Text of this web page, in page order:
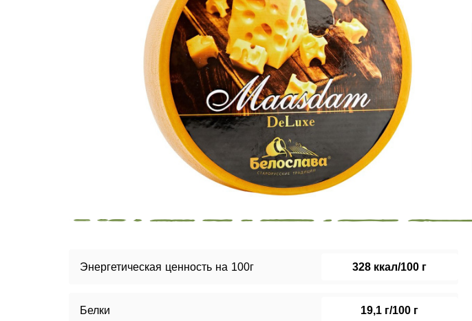
Энергетическая ценность на 100г 328 ккал/100 г
Белки 19,1 г/100 г